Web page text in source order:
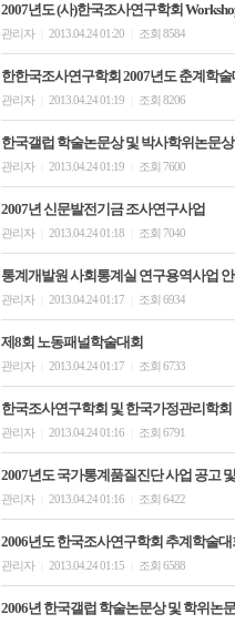
2007년도 (사)한국조사연구학회
관리자 2013.04.24 01:20 조회 8584
한한국조사연구학회 2007년도 춘계학술
관리자 2013.04.24 01:19 조회 8206
한국갤럽 학술논문상 및 박사학위논문
관리자 2013.04.24 01:19 조회 7600
2007년 신문발전기금 조사연구사업
관리자 2013.04.24 01:18 조회 7040
통계개발원 사회통계실 연구용역사업
관리자 2013.04.24 01:17 조회 6934
제8회 노동패널학술대회
관리자 2013.04.24 01:17 조회 6733
한국조사연구학회 및 한국가정관리학회
관리자 2013.04.24 01:16 조회 6791
2007년도 국가통계품질진단 사업 공고
관리자 2013.04.24 01:16 조회 6422
2006년도 한국조사연구학회 추계학술대
관리자 2013.04.24 01:15 조회 6588
2006년 한국갤럽 학술논문상 및 학위논